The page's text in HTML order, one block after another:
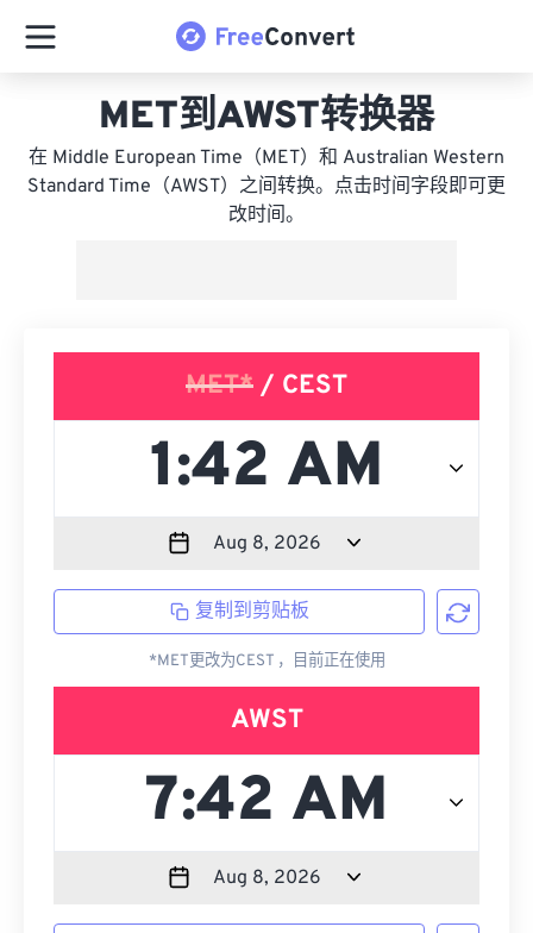
MET到AWST转换器
在 Middle European Time（MET）和 Australian Western
Standard Time（AWST）之间转换。点击时间字段即可更
改时间。
MET* / CEST
复制到剪贴板
*MET更改为CEST ，目前正在使用
AWST